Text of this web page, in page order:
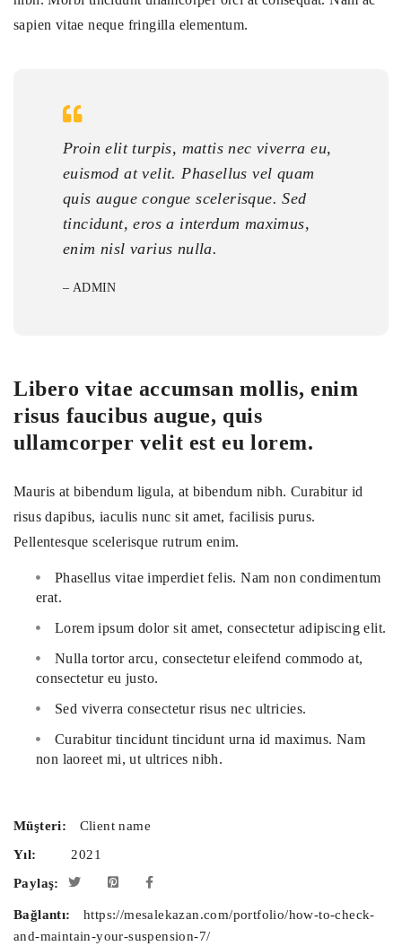
sapien vitae neque fringilla elementum.
Proin elit turpis, mattis nec viverra eu,
euismod at velit. Phasellus vel quam
quis augue congue scelerisque. Sed
tincidunt, eros a interdum maximus,
enim nisl varius nulla.
– ADMIN
Libero vitae accumsan mollis, enim
risus faucibus augue, quis
ullamcorper velit est eu lorem.
Mauris at bibendum ligula, at bibendum nibh. Curabitur id
risus dapibus, iaculis nunc sit amet, facilisis purus.
Pellentesque scelerisque rutrum enim.
Phasellus vitae imperdiet felis. Nam non condimentum
erat.
Lorem ipsum dolor sit amet, consectetur adipiscing elit.
Nulla tortor arcu, consectetur eleifend commodo at,
consectetur eu justo.
Sed viverra consectetur risus nec ultricies.
Curabitur tincidunt tincidunt urna id maximus. Nam
non laoreet mi, ut ultrices nibh.
Müşteri:
Client name
Yıl:
2021
Paylaş:
Bağlantı:
https://mesalekazan.com/portfolio/how-to-check-
and-maintain-your-suspension-7/